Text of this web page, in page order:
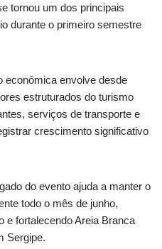
tornou um dos principais
durante o primeiro semestre
econômica envolve desde
estruturados do turismo
serviços de transporte e
crescimento significativo
do evento ajuda a manter o
todo o mês de junho,
e fortalecendo Areia Branca
Sergipe.